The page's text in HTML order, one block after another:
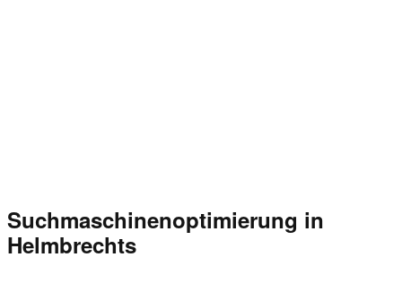
Suchmaschinenoptimierung in
Helmbrechts